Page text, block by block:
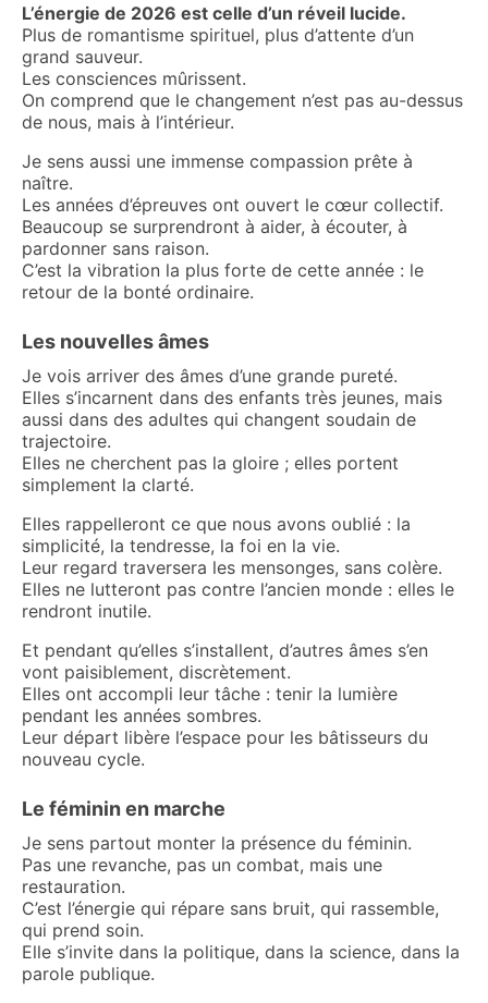
L’énergie de 2026 est celle d’un réveil lucide.
Plus de romantisme spirituel, plus d’attente d’un
grand sauveur.
Les consciences mûrissent.
On comprend que le changement n’est pas au-dessus
de nous, mais à l’intérieur.
Je sens aussi une immense compassion prête à
naître.
Les années d’épreuves ont ouvert le cœur collectif.
Beaucoup se surprendront à aider, à écouter, à
pardonner sans raison.
C’est la vibration la plus forte de cette année : le
retour de la bonté ordinaire.
Les nouvelles âmes
Je vois arriver des âmes d’une grande pureté.
Elles s’incarnent dans des enfants très jeunes, mais
aussi dans des adultes qui changent soudain de
trajectoire.
Elles ne cherchent pas la gloire ; elles portent
simplement la clarté.
Elles rappelleront ce que nous avons oublié : la
simplicité, la tendresse, la foi en la vie.
Leur regard traversera les mensonges, sans colère.
Elles ne lutteront pas contre l’ancien monde : elles le
rendront inutile.
Et pendant qu’elles s’installent, d’autres âmes s’en
vont paisiblement, discrètement.
Elles ont accompli leur tâche : tenir la lumière
pendant les années sombres.
Leur départ libère l’espace pour les bâtisseurs du
nouveau cycle.
Le féminin en marche
Je sens partout monter la présence du féminin.
Pas une revanche, pas un combat, mais une
restauration.
C’est l’énergie qui répare sans bruit, qui rassemble,
qui prend soin.
Elle s’invite dans la politique, dans la science, dans la
parole publique.